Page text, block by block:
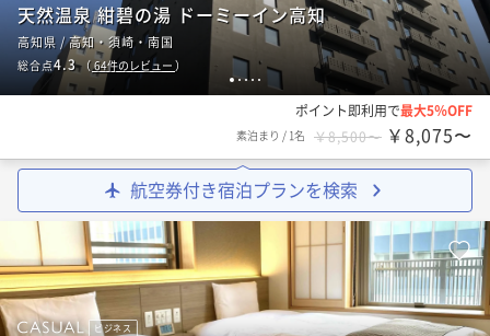
1234 5
天然温泉 紺碧の湯 ドーミーイン高知
高知県 / 高知・須崎・南国
総合点4.3（ 64件のレビュー ）
ポイント即利用で最大5％OFF
素泊まり / 1名 ￥8,500〜 ￥8,075〜
航空券付き宿泊プランを検索
ビジネス